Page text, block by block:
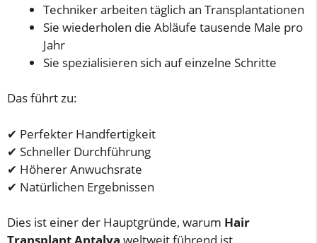
Techniker arbeiten täglich an Transplantationen
Sie wiederholen die Abläufe tausende Male pro
Jahr
Sie spezialisieren sich auf einzelne Schritte
Das führt zu:
✔ Perfekter Handfertigkeit
✔ Schneller Durchführung
✔ Höherer Anwuchsrate
✔ Natürlichen Ergebnissen
Dies ist einer der Hauptgründe, warum Hair